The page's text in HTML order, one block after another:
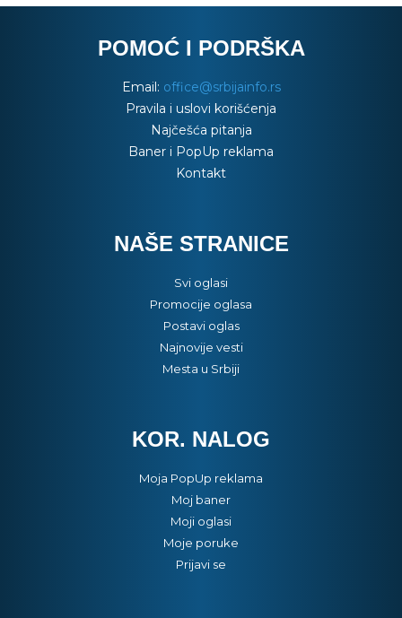
POMOĆ I PODRŠKA
Email: office@srbijainfo.rs
Pravila i uslovi korišćenja
Najčešća pitanja
Baner i PopUp reklama
Kontakt
NAŠE STRANICE
Svi oglasi
Promocije oglasa
Postavi oglas
Najnovije vesti
Mesta u Srbiji
KOR. NALOG
Moja PopUp reklama
Moj baner
Moji oglasi
Moje poruke
Prijavi se